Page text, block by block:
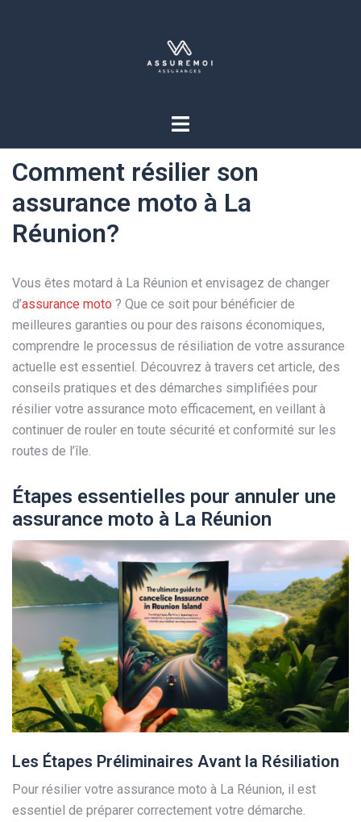
Comment résilier son
assurance moto à La
Réunion?
Vous êtes motard à La Réunion et envisagez de changer
d’assurance moto ? Que ce soit pour bénéficier de
meilleures garanties ou pour des raisons économiques,
comprendre le processus de résiliation de votre assurance
actuelle est essentiel. Découvrez à travers cet article, des
conseils pratiques et des démarches simplifiées pour
résilier votre assurance moto efficacement, en veillant à
continuer de rouler en toute sécurité et conformité sur les
routes de l’île.
Étapes essentielles pour annuler une
assurance moto à La Réunion
Les Étapes Préliminaires Avant la Résiliation
Pour résilier votre assurance moto à La Réunion, il est
essentiel de préparer correctement votre démarche.